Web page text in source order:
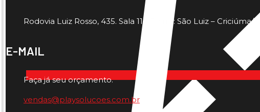
Rodovia Luiz Rosso, 435. Sala 11 - Bairro: São Luiz – Criciúma/SC
E-MAIL
Faça já seu orçamento.
vendas@playsolucoes.com.br